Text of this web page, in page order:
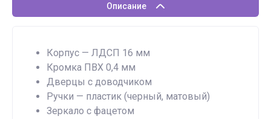
Описание
Корпус — ЛДСП 16 мм
Кромка ПВХ 0,4 мм
Дверцы с доводчиком
Ручки — пластик (черный, матовый)
Зеркало с фацетом